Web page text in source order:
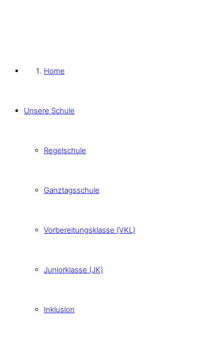
Home
Unsere Schule
Regelschule
Ganztagsschule
Vorbereitungsklasse (VKL)
Juniorklasse (JK)
Inklusion